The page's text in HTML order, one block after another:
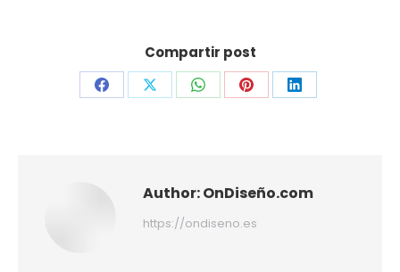
Compartir post
Share Share Share Share Share
Author:OnDiseño.com
https://ondiseno.es